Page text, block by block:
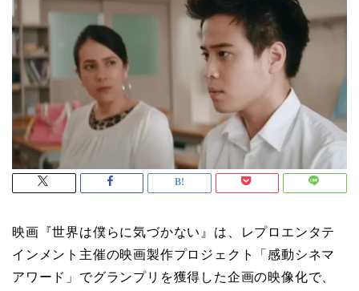
映画『世界は僕らに気づかない』は、レプロエンタテ
インメント主催の映画製作プロジェクト「感動シネマ
アワード」でグランプリを獲得した企画の映像化で、